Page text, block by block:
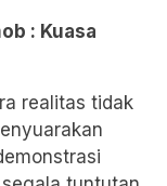
: Kuasa
realitas tidak